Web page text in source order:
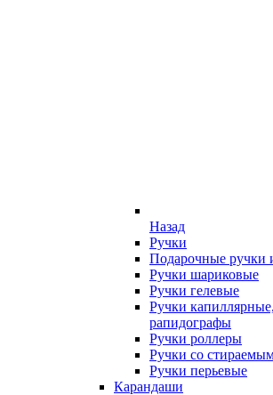
Назад
Ручки
Подарочные ручки
Ручки шариковые
Ручки гелевые
Ручки
рапидографы
Ручки роллеры
Ручки со
Ручки перьевые
Карандаши